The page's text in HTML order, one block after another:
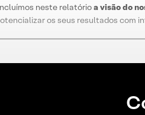
neste relatórioa visão do
os seus resultados com